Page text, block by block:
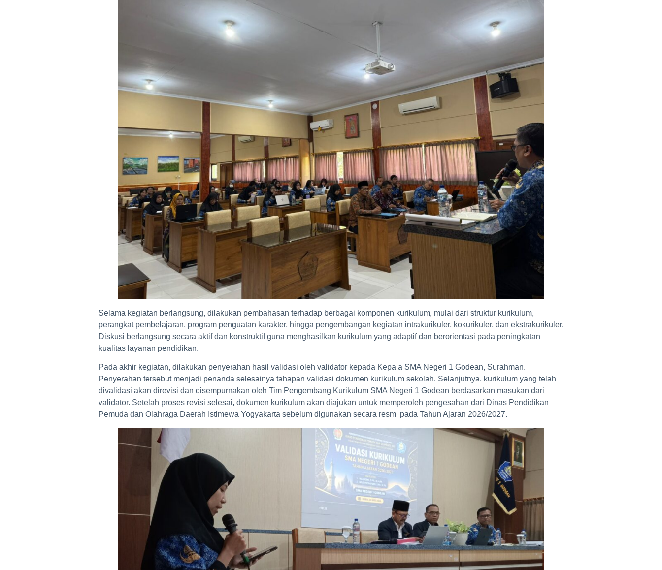
Selama kegiatan berlangsung, dilakukan pembahasan terhadap berbagai komponen kurikulum, mulai dari struktur kurikulum,
perangkat pembelajaran, program penguatan karakter, hingga pengembangan kegiatan intrakurikuler, kokurikuler, dan ekstrakurikuler.
Diskusi berlangsung secara aktif dan konstruktif guna menghasilkan kurikulum yang adaptif dan berorientasi pada peningkatan
kualitas layanan pendidikan.
Pada akhir kegiatan, dilakukan penyerahan hasil validasi oleh validator kepada Kepala SMA Negeri 1 Godean, Surahman.
Penyerahan tersebut menjadi penanda selesainya tahapan validasi dokumen kurikulum sekolah. Selanjutnya, kurikulum yang telah
divalidasi akan direvisi dan disempurnakan oleh Tim Pengembang Kurikulum SMA Negeri 1 Godean berdasarkan masukan dari
validator. Setelah proses revisi selesai, dokumen kurikulum akan diajukan untuk memperoleh pengesahan dari Dinas Pendidikan
Pemuda dan Olahraga Daerah Istimewa Yogyakarta sebelum digunakan secara resmi pada Tahun Ajaran 2026/2027.